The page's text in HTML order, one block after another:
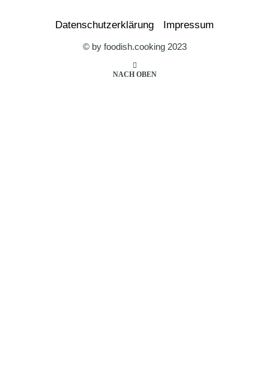
Datenschutzerklärung Impressum
© by foodish.cooking 2023
NACH OBEN